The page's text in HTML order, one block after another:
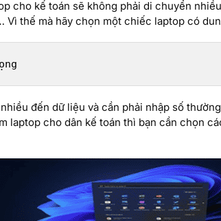
cho kế toán sẽ không phải di chuyển
thế mà hãy chọn một chiếc laptop có
đến dữ liệu và cần phải nhập số
laptop cho dân kế toán thì bạn cần chọn